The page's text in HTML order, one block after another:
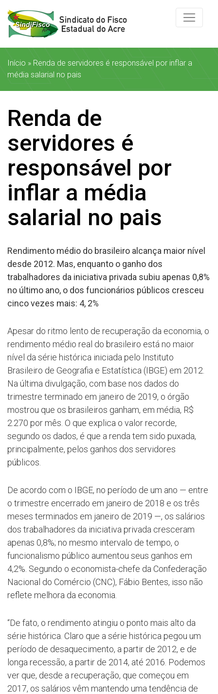
Início » Renda de servidores é responsável por inflar a
média salarial no pais
Renda de
servidores é
responsável por
inflar a média
salarial no pais
Rendimento médio do brasileiro alcança maior nível
desde 2012. Mas, enquanto o ganho dos
trabalhadores da iniciativa privada subiu apenas 0,8%
no último ano, o dos funcionários públicos cresceu
cinco vezes mais: 4, 2%
Apesar do ritmo lento de recuperação da economia, o
rendimento médio real do brasileiro está no maior
nível da série histórica iniciada pelo Instituto
Brasileiro de Geografia e Estatística (IBGE) em 2012.
Na última divulgação, com base nos dados do
trimestre terminado em janeiro de 2019, o órgão
mostrou que os brasileiros ganham, em média, R$
2.270 por mês. O que explica o valor recorde,
segundo os dados, é que a renda tem sido puxada,
principalmente, pelos ganhos dos servidores
públicos.
De acordo com o IBGE, no período de um ano — entre
o trimestre encerrado em janeiro de 2018 e os três
meses terminados em janeiro de 2019 —, os salários
dos trabalhadores da iniciativa privada cresceram
apenas 0,8%; no mesmo intervalo de tempo, o
funcionalismo público aumentou seus ganhos em
4,2%. Segundo o economista-chefe da Confederação
Nacional do Comércio (CNC), Fábio Bentes, isso não
reflete melhora da economia.
“De fato, o rendimento atingiu o ponto mais alto da
série histórica. Claro que a série histórica pegou um
período de desaquecimento, a partir de 2012, e de
longa recessão, a partir de 2014, até 2016. Podemos
ver que, desde a recuperação, que começou em
2017, os salários vêm mantendo uma tendência de